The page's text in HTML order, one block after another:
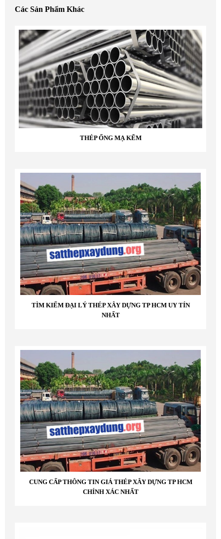
Các Sản Phẩm Khác
THÉP ỐNG MẠ KẼM
TÌM KIẾM ĐẠI LÝ THÉP XÂY DỰNG TP HCM UY TÍN
NHẤT
CUNG CẤP THÔNG TIN GIÁ THÉP XÂY DỰNG TP HCM
CHÍNH XÁC NHẤT